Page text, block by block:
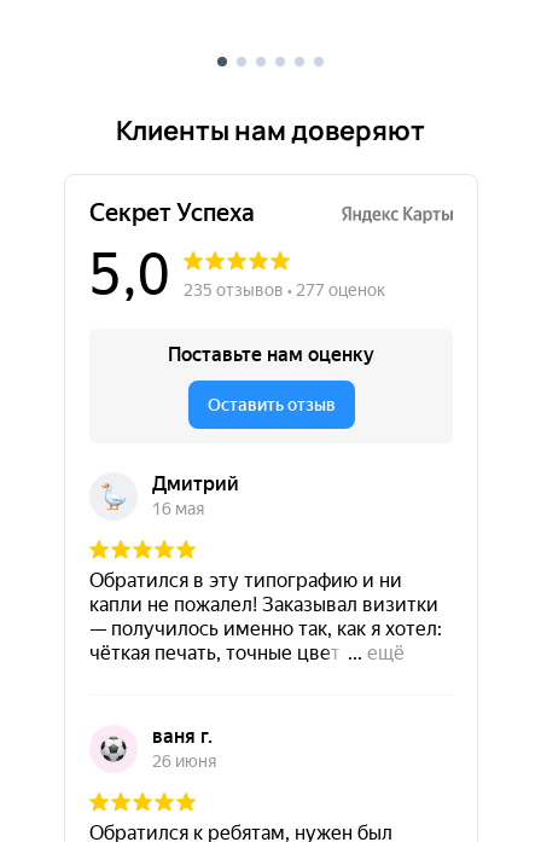
Клиенты нам доверяют